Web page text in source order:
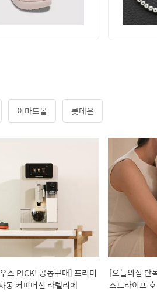
이마트몰 롯데온
스 PICK! 공동구매] 프리미
동 커피머신 라텔리에
[오늘의집 단
스트라이프